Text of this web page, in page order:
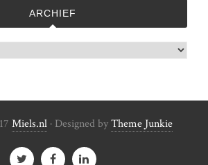
ARCHIEF
Miels.nl · Designed byTheme Junkie